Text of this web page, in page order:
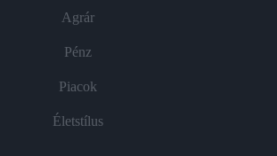
Agrár
Pénz
Piacok
Életstílus